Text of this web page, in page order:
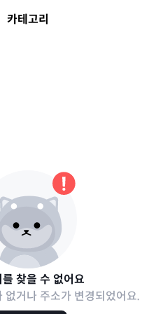
카테고리
찾을 수 없어요
없거나 주소가 변경되었어요.